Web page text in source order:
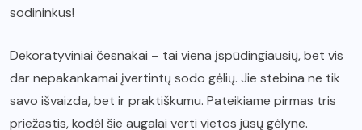
sodininkus!
Dekoratyviniai česnakai – tai viena įspūdingiausių, bet vis
dar nepakankamai įvertintų sodo gėlių. Jie stebina ne tik
savo išvaizda, bet ir praktiškumu. Pateikiame pirmas tris
priežastis, kodėl šie augalai verti vietos jūsų gėlyne.